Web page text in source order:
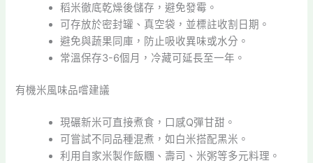
稻米徹底乾燥後儲存，避免發霉。
可存放於密封罐、真空袋，並標註收割日期。
避免與蔬果同庫，防止吸收異味或水分。
常溫保存3-6個月，冷藏可延長至一年。
有機米風味品嚐建議
現碾新米可直接煮食，口感Q彈甘甜。
可嘗試不同品種混煮，如白米搭配黑米。
利用自家米製作飯糰、壽司、米粥等多元料理。